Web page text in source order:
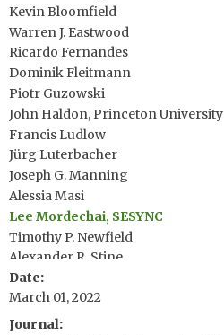
Kevin Bloomfield
Warren J. Eastwood
Ricardo Fernandes
Dominik Fleitmann
Piotr Guzowski
John Haldon, Princeton University
Francis Ludlow
Jürg Luterbacher
Joseph G. Manning
Alessia Masi
Lee Mordechai, SESYNC
Timothy P. Newfield
Alexander R. Stine
Çetin Şenkul
Elena Xoplaki
Antoine Heudre
Date
March 01, 2022
Journal